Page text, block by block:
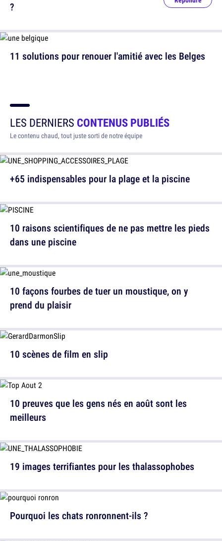
?
11 solutions pour renouer l'amitié avec les Belges
LES DERNIERS CONTENUS PUBLIÉS
Le contenu chaud, tout juste sorti de notre équipe
+65 indispensables pour la plage et la piscine
10 façons fourbes de tuer un moustique, on y
prend du plaisir
10 preuves que les gens nés en août sont les
meilleurs
Pourquoi les chats ronronnent-ils ?
10 raisons scientifiques de ne pas mettre les pieds
dans une piscine
10 scènes de film en slip
19 images terrifiantes pour les thalassophobes